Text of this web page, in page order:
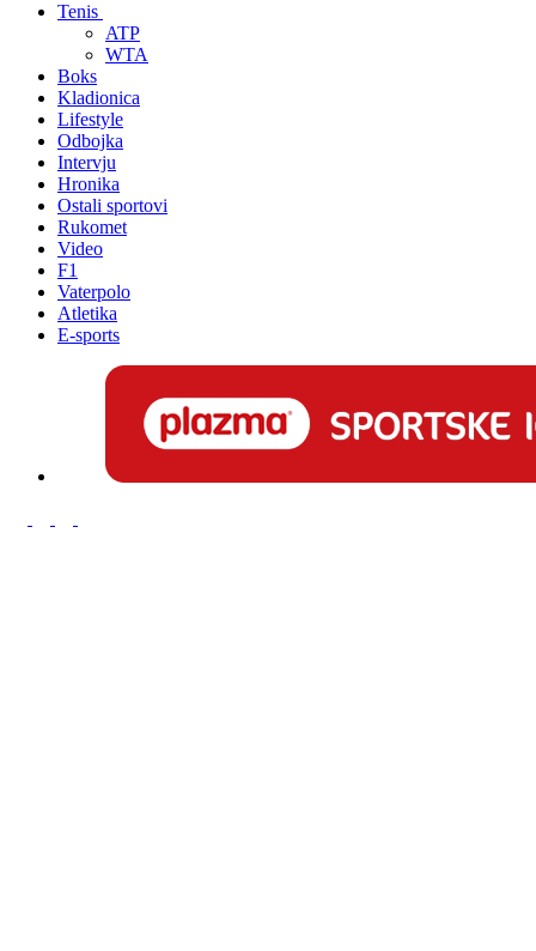
Tenis
ATP
WTA
Boks
Kladionica
Lifestyle
Odbojka
Intervju
Hronika
Ostali sportovi
Rukomet
Video
F1
Vaterpolo
Atletika
E-sports